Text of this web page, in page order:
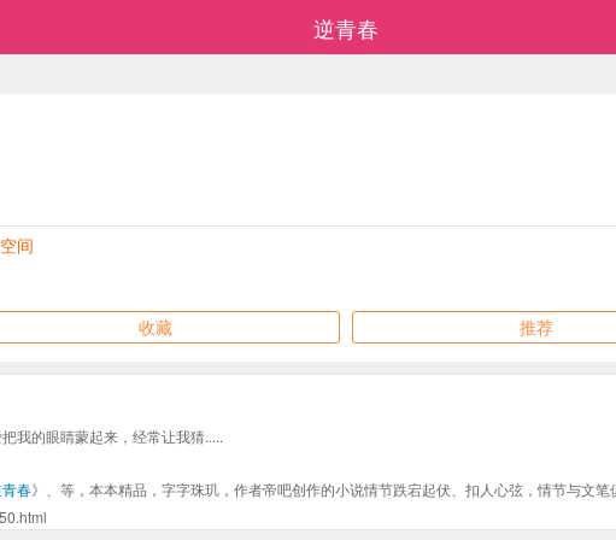
逆青春
间
收藏 推荐
我的眼睛蒙起来，经常让我猜.....
春》、等，本本精品，字字珠玑，作者帝吧创作的小说情节跌宕起伏、扣人心弦，情节与文笔